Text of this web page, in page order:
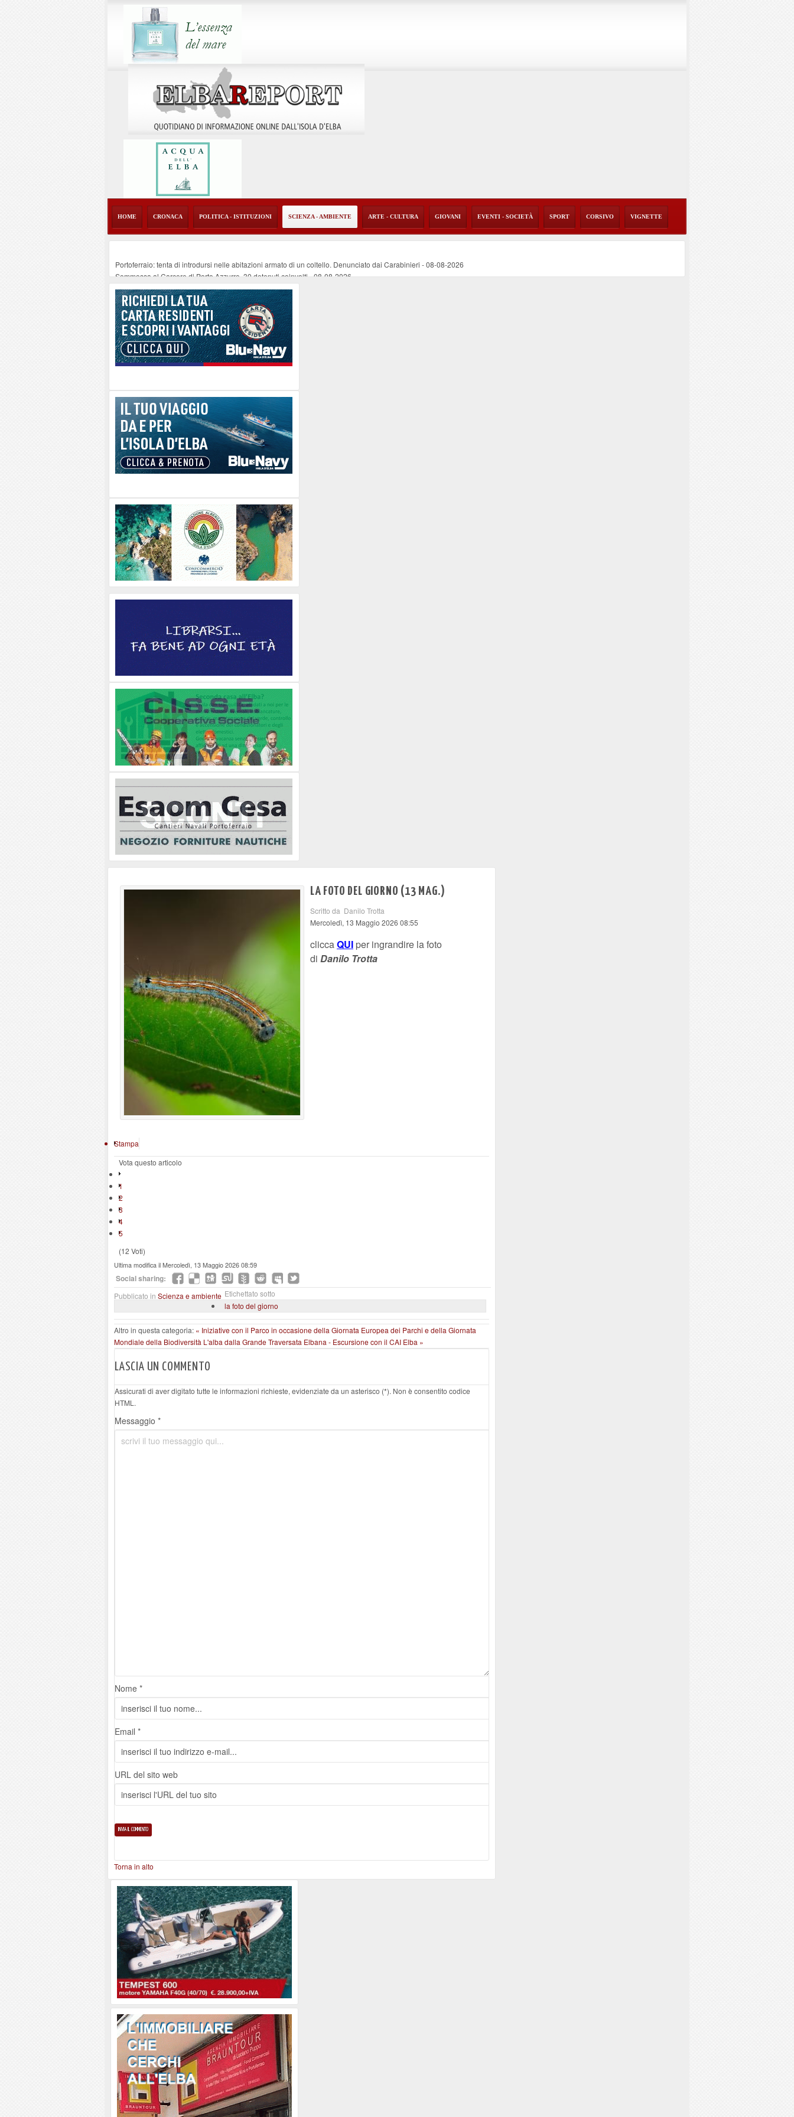
HOME CRONACA POLITICA - ISTITUZIONI SCIENZA - AMBIENTE ARTE - CULTURA GIOVANI EVENTI - SOCIETÀ SPORT CORSIVO VIGNETTE
Portoferraio: tenta di introdursi nelle abitazioni armato di un coltello. Denunciato dai Carabinieri -08-08-2026
Sommossa al Carcere di Porto Azzurro, 30 detenuti coinvolti-08-08-2026
“Diamanti all’Inferno nell’infinito” e il teatro come esercizio del dubbio
Mola ripulita dagli scout Agesci della Valsusa e Legambiente
La grave carenza di medici Usmaf sta creando notevoli disagi ai lavoratori marittimi e alle aziende
LA FOTO DEL GIORNO (13 MAG.)
Scritto da Danilo Trotta
Mercoledì, 13 Maggio 2026 08:55
cliccaQUI per ingrandire la foto
di Danilo Trotta
Stampa
Vota questo articolo
1
2
3
4
5
(12 Voti)
Ultima modifica il Mercoledì, 13 Maggio 2026 08:59
Social sharing:
Pubblicato in Scienza e ambiente Etichettato sotto
la foto del giorno
Altro in questa categoria: « Iniziative con il Parco in occasione della Giornata Europea dei Parchi e della Giornata
Mondiale della Biodiversità L'alba dalla Grande Traversata Elbana - Escursione con il CAI Elba »
LASCIA UN COMMENTO
Assicurati di aver digitato tutte le informazioni richieste, evidenziate da un asterisco (*). Non è consentito codice
HTML.
Messaggio *
Nome *
Email *
URL del sito web
Torna in alto